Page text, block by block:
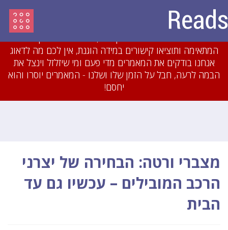
עדכון מיולי 2018: לאחרונה חסמנו משתמשים והסרנו
עשרות מאמרים שהיו מועתקים או כתובים בזילזול בצורה
המתאימה ותוציאו קישורים במידה הוגנת, אין לכם מה לדאוג
אנחנו בודקים את המאמרים מדי פעם ומי שיזלזל וינצל את
הבמה לרעה, חבל על הזמן שלו ושלנו - המאמרים יוסרו והוא
יחסם!
מצברי ורטה: הבחירה של יצרני
הרכב המובילים – עכשיו גם עד
הבית